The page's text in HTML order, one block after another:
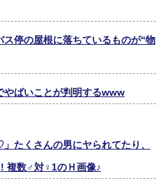
停の屋根に落ちているものが“物
やばいことが判明するwww
たくさんの男にヤられてたり、
複数♂対♀1のＨ画像♪